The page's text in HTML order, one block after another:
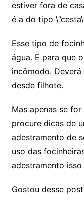
estiver fora de
é a do tipo
Esse tipo de
água. E para que
incômodo. Deverá
desde filhote.
Mas apenas se
procure dicas de
adestramento de
uso das
adestramento isso
Gostou desse